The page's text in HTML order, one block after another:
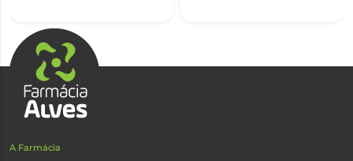
A Farmácia